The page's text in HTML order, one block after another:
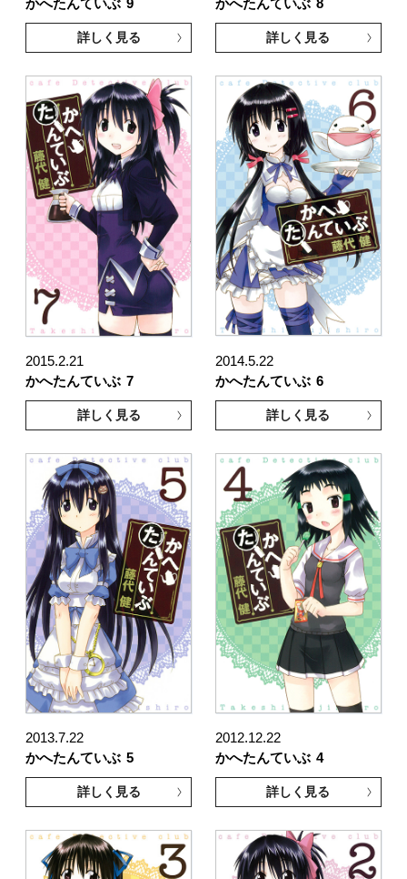
かへたんていぶ 9
詳しく見る
かへたんていぶ 8
詳しく見る
2015.2.21
かへたんていぶ 7
詳しく見る
2014.5.22
かへたんていぶ 6
詳しく見る
2013.7.22
かへたんていぶ 5
詳しく見る
2012.12.22
かへたんていぶ 4
詳しく見る